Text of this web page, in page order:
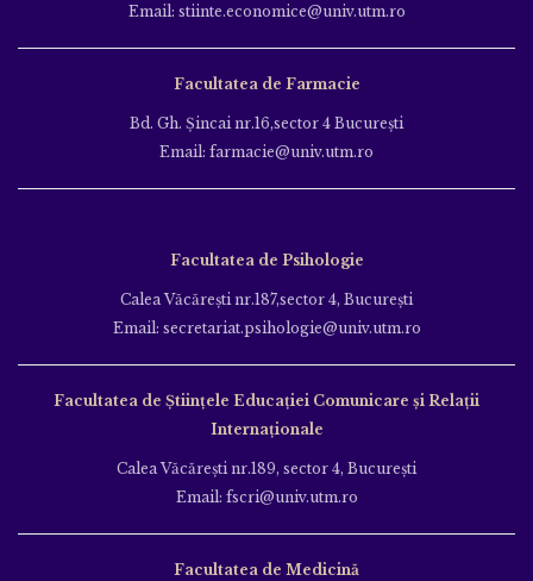
Email: stiinte.economice@univ.utm.ro
Facultatea de Farmacie
Bd. Gh. Şincai nr.16,sector 4 Bucureşti
Email: farmacie@univ.utm.ro
Facultatea de Psihologie
Calea Văcăreşti nr.187,sector 4, Bucureşti
Email: secretariat.psihologie@univ.utm.ro
Facultatea de Ştiinţele Educației Comunicare și Relații
Internaționale
Calea Văcăreşti nr.189, sector 4, Bucureşti
Email: fscri@univ.utm.ro
Facultatea de Medicină